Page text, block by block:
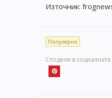
Източник:
Популярно
Сподели в